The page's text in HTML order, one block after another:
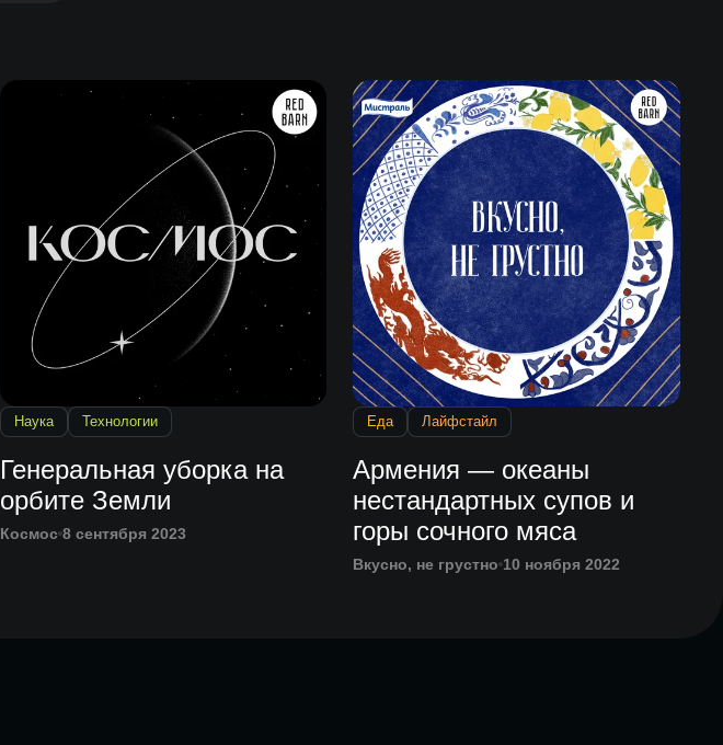
Наука Технологии
Генеральная уборка на
орбите Земли
Космос 8 сентября 2023
Еда Лайфстайл
Армения — океаны
нестандартных супов и
горы сочного мяса
Вкусно, не грустно 10 ноября 2022